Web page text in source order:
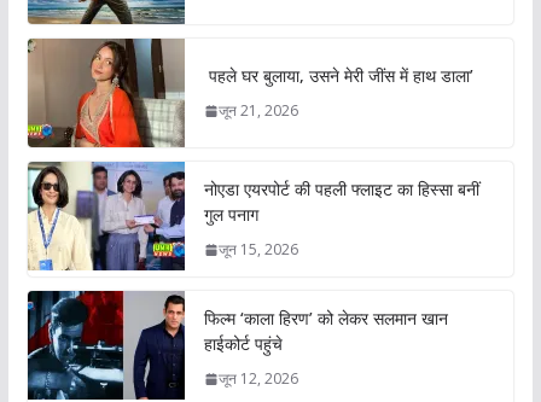
पहले घर बुलाया, उसने मेरी जींस में हाथ डाला’
जून 21, 2026
नोएडा एयरपोर्ट की पहली फ्लाइट का हिस्सा बनीं
गुल पनाग
जून 15, 2026
फिल्म ‘काला हिरण’ को लेकर सलमान खान
हाईकोर्ट पहुंचे
जून 12, 2026